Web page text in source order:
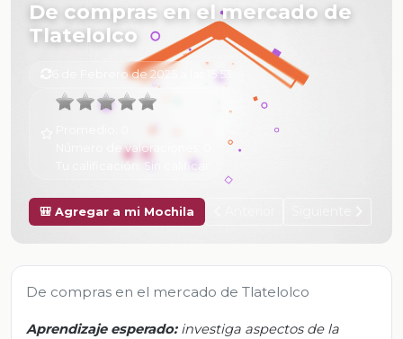
De compras en el mercado de
Tlatelolco
6 de Febrero de 2025 a las 15:53
Número de valoraciones:
Tu calificación: Sin calificar
🎒 Agregar a mi Mochila
De compras en el mercado de Tlatelolco
Aprendizaje esperado: investiga aspectos de la